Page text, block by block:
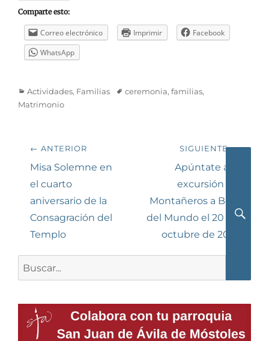
Comparte esto:
Correo electrónico Imprimir
Facebook
WhatsApp
Categorías
Actividades, Familias Etiquetas
ceremonia, familias,
Matrimonio
Navegación
de
entradas
← ANTERIOR
Entrada
anterior:
Misa Solemne en
el cuarto
aniversario de la
Consagración del
Templo
SIGUIENTE →
Siguiente
entrada:
Apúntate a la
excursión de
Montañeros a Bola
del Mundo el 20 de
octubre de 2018